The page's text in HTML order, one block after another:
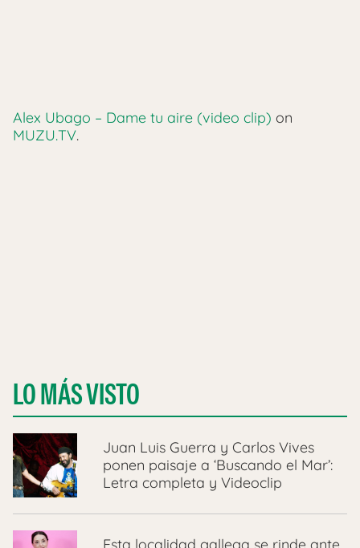
Alex Ubago – Dame tu aire (video clip) on
MUZU.TV.
LO MÁS VISTO
Juan Luis Guerra y Carlos Vives
ponen paisaje a ‘Buscando el Mar’:
Letra completa y Videoclip
Esta localidad gallega se rinde ante